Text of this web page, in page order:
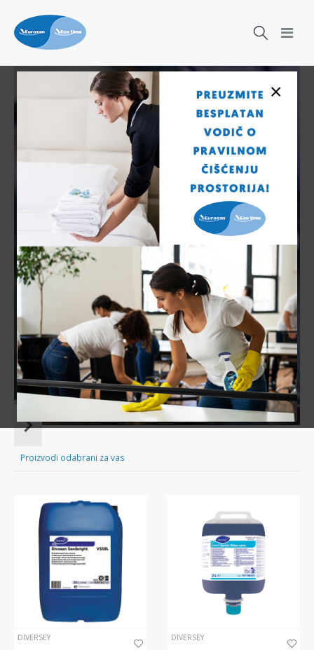
×
Čišćenje nikad nije bilo lakše!
Sve za čišćenje tvog doma nadohvat ruke!
Item
ofProizvodi odabrani za vas
DIVERSEY DIVERSEY